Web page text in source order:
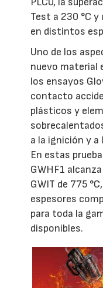
Test a 230 °C
en distintos
Uno de los
nuevo material
los ensayos
contacto
plásticos y
a la ignición y a
En estas
GWHF1
GWIT de 775
espesores
para toda la
disponibles.